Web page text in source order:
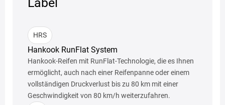
HRS
Hankook RunFlat System
Hankook-Reifen mit RunFlat-Technologie, die es Ihnen
ermöglicht, auch nach einer Reifenpanne oder einem
vollständigen Druckverlust bis zu 80 km mit einer
Geschwindigkeit von 80 km/h weiterzufahren.